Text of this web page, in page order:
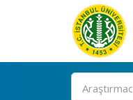
Ara